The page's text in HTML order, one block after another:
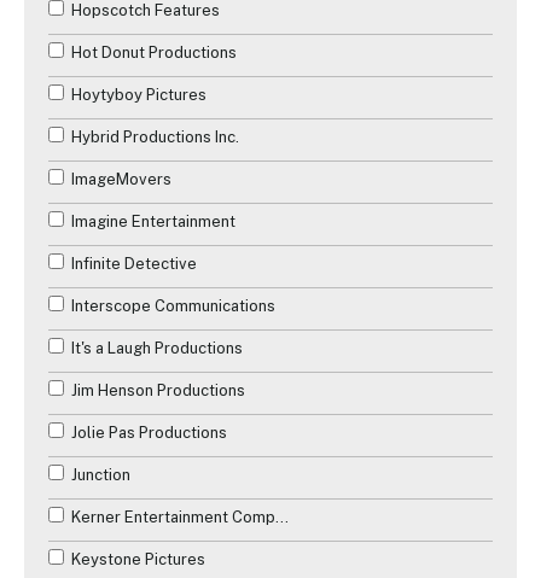
Hopscotch Features
Hot Donut Productions
Hoytyboy Pictures
Hybrid Productions Inc.
ImageMovers
Imagine Entertainment
Infinite Detective
Interscope Communications
It's a Laugh Productions
Jim Henson Productions
Jolie Pas Productions
Junction
Kerner Entertainment Company
Keystone Pictures